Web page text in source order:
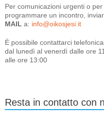
Per comunicazioni urgenti o per
programmare un incontro,
MAIL a: info@oikosjesi.it
È possibile contattarci
dal lunedì al venerdì dalle ore
alle ore 13:00
Resta in contatto con